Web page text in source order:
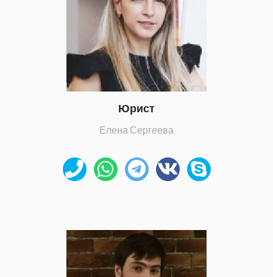
Юрист
Елена Сергеева